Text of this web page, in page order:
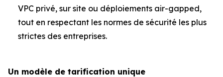
VPC privé, sur site ou déploiements air-gapped,
tout en respectant les normes de sécurité les plus
strictes des entreprises.
Un modèle de tarification unique